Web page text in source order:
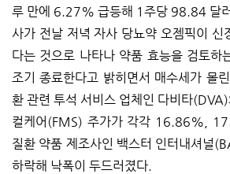
루 만에 6.27% 급등해 1주당 98.84 달
사가 전날 저녁 자사 당뇨약 오젬픽이 신
다는 것으로 나타나 약품 효능을 검토하
조기 종료한다고 밝히면서 매수세가 몰
환 관련 투석 서비스 업체인 다비타
컬케어(FMS) 주가가 각각 16.86%,
질환 약품 제조사인 백스터 인터내셔널
하락해 낙폭이 두드러졌다.